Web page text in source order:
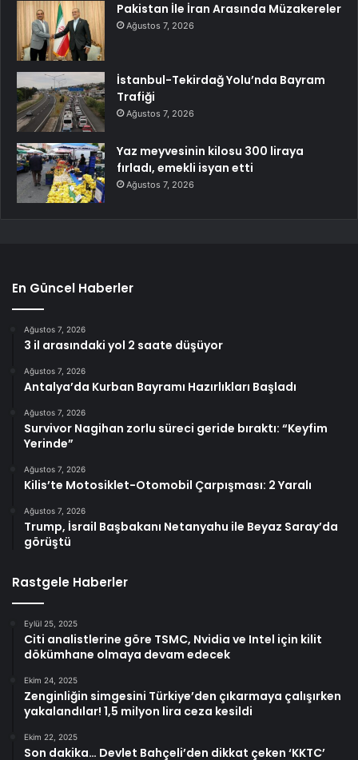
Pakistan İle İran Arasında Müzakereler
Ağustos 7, 2026
İstanbul-Tekirdağ Yolu’nda Bayram
Trafiği
Ağustos 7, 2026
Yaz meyvesinin kilosu 300 liraya
fırladı, emekli isyan etti
Ağustos 7, 2026
En Güncel Haberler
Ağustos 7, 2026
3 il arasındaki yol 2 saate düşüyor
Ağustos 7, 2026
Antalya’da Kurban Bayramı Hazırlıkları Başladı
Ağustos 7, 2026
Survivor Nagihan zorlu süreci geride bıraktı: “Keyfim
Yerinde”
Ağustos 7, 2026
Kilis’te Motosiklet-Otomobil Çarpışması: 2 Yaralı
Ağustos 7, 2026
Trump, İsrail Başbakanı Netanyahu ile Beyaz Saray’da
görüştü
Rastgele Haberler
Eylül 25, 2025
Citi analistlerine göre TSMC, Nvidia ve Intel için kilit
dökümhane olmaya devam edecek
Ekim 24, 2025
Zenginliğin simgesini Türkiye’den çıkarmaya çalışırken
yakalandılar! 1,5 milyon lira ceza kesildi
Ekim 22, 2025
Son dakika… Devlet Bahçeli’den dikkat çeken ‘KKTC’